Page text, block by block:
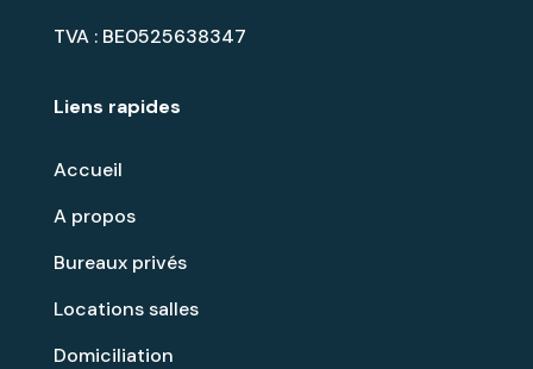
Liens rapides
Accueil
A propos
Bureaux privés
Locations salles
Domiciliation
TVA : BE0525638347